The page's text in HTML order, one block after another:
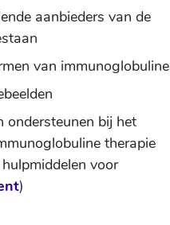
aanbieders van de
van immunoglobuline
ondersteunen bij het
therapie
voor
)